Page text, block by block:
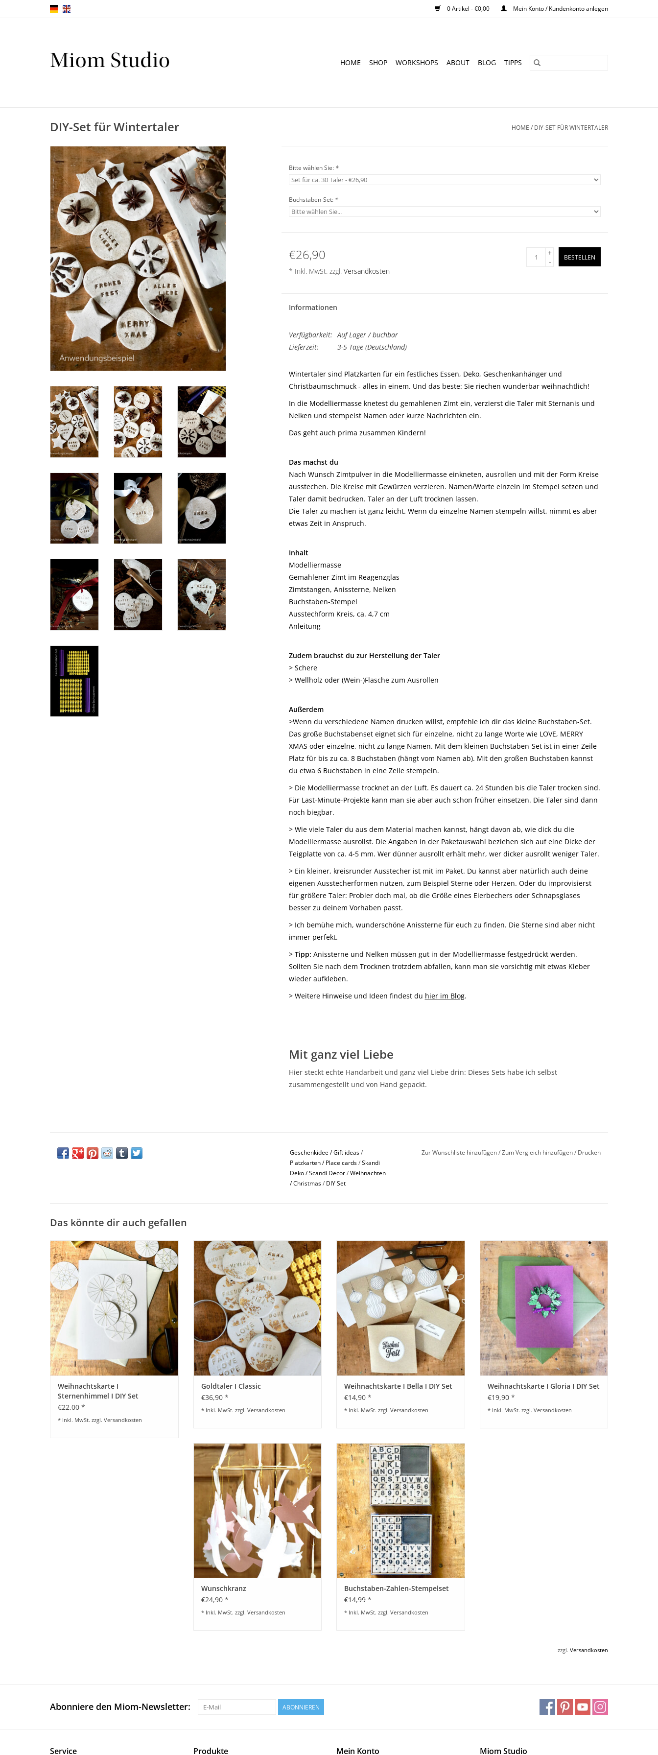
0 Artikel - €0,00 Mein Konto / Kundenkonto anlegen
HOME SHOP WORKSHOPS ABOUT BLOG TIPPS
DIY-Set für Wintertaler HOME / DIY-SET FÜR WINTERTALER
Bitte wählen Sie: *
Buchstaben-Set: *
€26,90
* Inkl. MwSt. zzgl. Versandkosten
+
-
BESTELLEN
Informationen
Verfügbarkeit: Auf Lager / buchbar
Lieferzeit:
3-5 Tage (Deutschland)
Wintertaler sind Platzkarten für ein festliches Essen, Deko, Geschenkanhänger und
Christbaumschmuck - alles in einem. Und das beste: Sie riechen wunderbar weihnachtlich!
In die Modelliermasse knetest du gemahlenen Zimt ein, verzierst die Taler mit Sternanis und
Nelken und stempelst Namen oder kurze Nachrichten ein.
Das geht auch prima zusammen Kindern!
Das machst du
Nach Wunsch Zimtpulver in die Modelliermasse einkneten, ausrollen und mit der Form Kreise
ausstechen. Die Kreise mit Gewürzen verzieren. Namen/Worte einzeln im Stempel setzen und
Taler damit bedrucken. Taler an der Luft trocknen lassen.
Die Taler zu machen ist ganz leicht. Wenn du einzelne Namen stempeln willst, nimmt es aber
etwas Zeit in Anspruch.
Inhalt
Modelliermasse
Gemahlener Zimt im Reagenzglas
Zimtstangen, Anissterne, Nelken
Buchstaben-Stempel
Ausstechform Kreis, ca. 4,7 cm
Anleitung
Zudem brauchst du zur Herstellung der Taler
> Schere
> Wellholz oder (Wein-)Flasche zum Ausrollen
Außerdem
>Wenn du verschiedene Namen drucken willst, empfehle ich dir das kleine Buchstaben-Set.
Das große Buchstabenset eignet sich für einzelne, nicht zu lange Worte wie LOVE, MERRY
XMAS oder einzelne, nicht zu lange Namen. Mit dem kleinen Buchstaben-Set ist in einer Zeile
Platz für bis zu ca. 8 Buchstaben (hängt vom Namen ab). Mit den großen Buchstaben kannst
du etwa 6 Buchstaben in eine Zeile stempeln.
> Die Modelliermasse trocknet an der Luft. Es dauert ca. 24 Stunden bis die Taler trocken sind.
Für Last-Minute-Projekte kann man sie aber auch schon früher einsetzen. Die Taler sind dann
noch biegbar.
> Wie viele Taler du aus dem Material machen kannst, hängt davon ab, wie dick du die
Modelliermasse ausrollst. Die Angaben in der Paketauswahl beziehen sich auf eine Dicke der
Teigplatte von ca. 4-5 mm. Wer dünner ausrollt erhält mehr, wer dicker ausrollt weniger Taler.
> Ein kleiner, kreisrunder Ausstecher ist mit im Paket. Du kannst aber natürlich auch deine
eigenen Ausstecherformen nutzen, zum Beispiel Sterne oder Herzen. Oder du improvisierst
für größere Taler: Probier doch mal, ob die Größe eines Eierbechers oder Schnapsglases
besser zu deinem Vorhaben passt.
> Ich bemühe mich, wunderschöne Anissterne für euch zu finden. Die Sterne sind aber nicht
immer perfekt.
> Tipp: Anissterne und Nelken müssen gut in der Modelliermasse festgedrückt werden.
Sollten Sie nach dem Trocknen trotzdem abfallen, kann man sie vorsichtig mit etwas Kleber
wieder aufkleben.
> Weitere Hinweise und Ideen findest du hier im Blog.
Mit ganz viel Liebe
Hier steckt echte Handarbeit und ganz viel Liebe drin: Dieses Sets habe ich selbst
zusammengestellt und von Hand gepackt.
Geschenkidee / Gift ideas/
Platzkarten / Place cards/Skandi
Deko / Scandi Decor/Weihnachten
/ Christmas/ DIY Set
Zur Wunschliste hinzufügen/Zum Vergleich hinzufügen/ Drucken
Das könnte dir auch gefallen
Bastelset für 10 Weihnachtskarten I
Sternenhimmel
Weihnachtskarte I
Sternenhimmel I DIY Set
€22,00 *
* Inkl. MwSt. zzgl. Versandkosten
DIY-Set für Goldtaler I Classic - Das Orginal
BESTELLEN
Goldtaler I Classic
€36,90 *
* Inkl. MwSt. zzgl. Versandkosten
Bastelset für 10 Pop-Up-Weihnachtskarten
I Bella
BESTELLEN
Weihnachtskarte I Bella I DIY Set
€14,90 *
* Inkl. MwSt. zzgl. Versandkosten
Bastelset für 10 Weihnachtskarten I Gloria
BESTELLEN
Weihnachtskarte I Gloria I DIY Set
€19,90 *
* Inkl. MwSt. zzgl. Versandkosten
verschiedene Farben verfügbar
BESTELLEN
Wunschkranz
€24,90 *
* Inkl. MwSt. zzgl. Versandkosten
Buchstaben-Zahlen-Stempelset von Paper
Poetry (48 Stück) inkl. Stempelkissen
BESTELLEN
Buchstaben-Zahlen-Stempelset
€14,99 *
* Inkl. MwSt. zzgl. Versandkosten
zzgl. Versandkosten
Abonniere den Miom-Newsletter: ABONNIEREN
Service Produkte Mein Konto Miom Studio